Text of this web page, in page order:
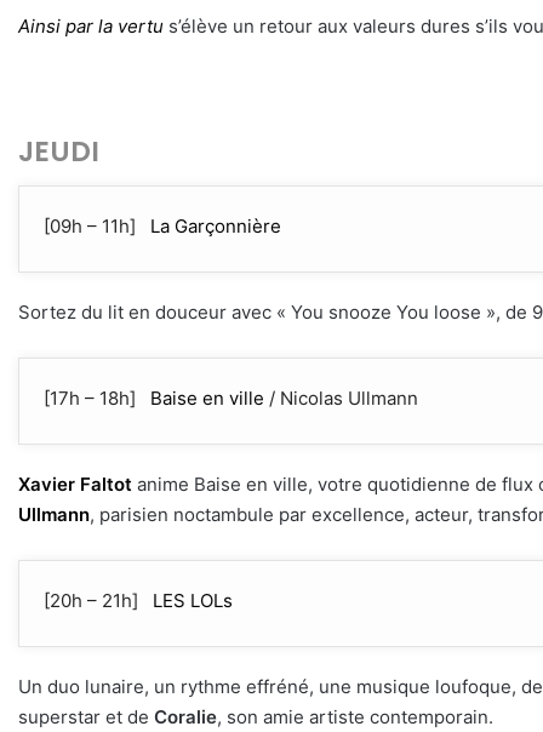
Ainsi par la vertu s’élève un retour aux valeurs dures s’ils
JEUDI
[09h – 11h] La Garçonnière
Sortez du lit en douceur avec « You snooze You loose », de
[17h – 18h] Baise en ville / Nicolas Ullmann
Xavier Faltot anime Baise en ville, votre quotidienne de
Ullmann, parisien noctambule par excellence, acteur,
[20h – 21h] LES LOLs
Un duo lunaire, un rythme effréné, une musique loufoque,
superstar et de Coralie, son amie artiste contemporain.